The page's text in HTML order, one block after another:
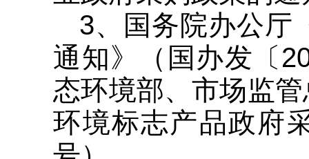
3、国务院办公厅
通知》（国办发〔
态环境部、市场监
环境标志产品政府